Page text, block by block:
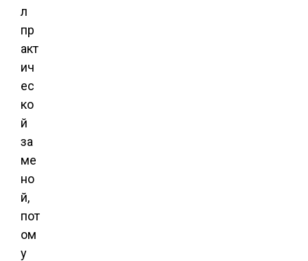
л
пр
акт
ич
ес
ко
й
за
ме
но
й,
пот
ом
у